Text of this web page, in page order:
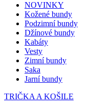
NOVINKY
Kožené bundy
Podzimní bundy
Džínové bundy
Kabáty
Vesty
Zimní bundy
Saka
Jarní bundy
TRIČKA A KOŠILE